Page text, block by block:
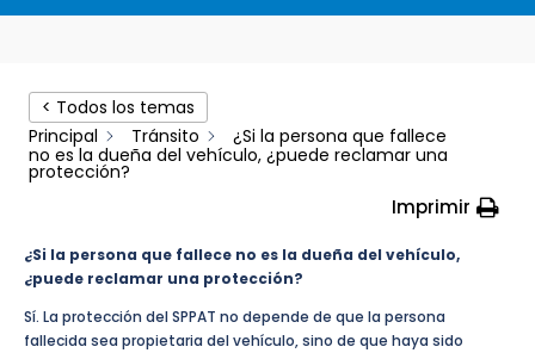
< Todos los temas
Principal
Tránsito
¿Si la persona que fallece
no es la dueña del vehículo, ¿puede reclamar una
protección?
Imprimir
¿Si la persona que fallece no es la dueña del vehículo,
¿puede reclamar una protección?
Sí. La protección del SPPAT no depende de que la persona
fallecida sea propietaria del vehículo, sino de que haya sido